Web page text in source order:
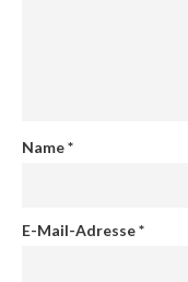
Name*
E-Mail-Adresse*